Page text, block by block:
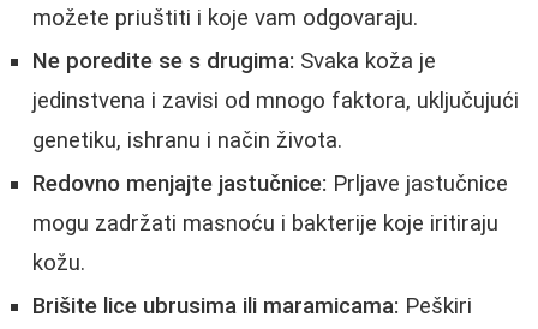
možete priuštiti i koje vam odgovaraju.
Ne poredite se s drugima: Svaka koža je
jedinstvena i zavisi od mnogo faktora, uključujući
genetiku, ishranu i način života.
Redovno menjajte jastučnice: Prljave jastučnice
mogu zadržati masnoću i bakterije koje iritiraju
kožu.
Brišite lice ubrusima ili maramicama: Peškiri